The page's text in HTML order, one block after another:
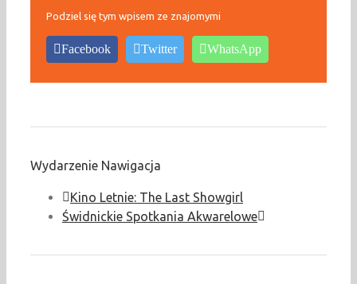
Podziel się tym wpisem ze znajomymi
Facebook Twitter WhatsApp
Wydarzenie Nawigacja
Kino Letnie: The Last Showgirl
Świdnickie Spotkania Akwarelowe